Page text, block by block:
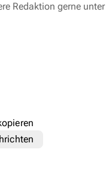
Redaktion gerne unter